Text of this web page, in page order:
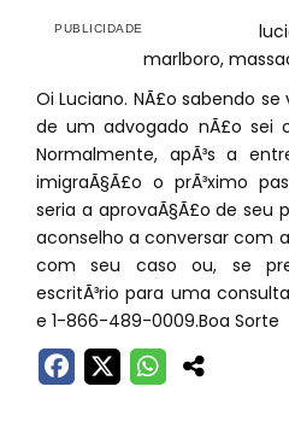
marlboro,
Oi Luciano. NÃ£o sabendo
de um advogado nÃ£o sei
Normalmente, apÃ³s a
imigraÃ§Ã£o o prÃ³ximo
seria a aprovaÃ§Ã£o de seu
aconselho a conversar com
com seu caso ou, se
escritÃ³rio para uma
e 1-866-489-0009.Boa Sorte